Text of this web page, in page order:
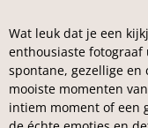
Wat leuk dat je een
enthousiaste
spontane, gezellige en
mooiste momenten
intiem moment of een